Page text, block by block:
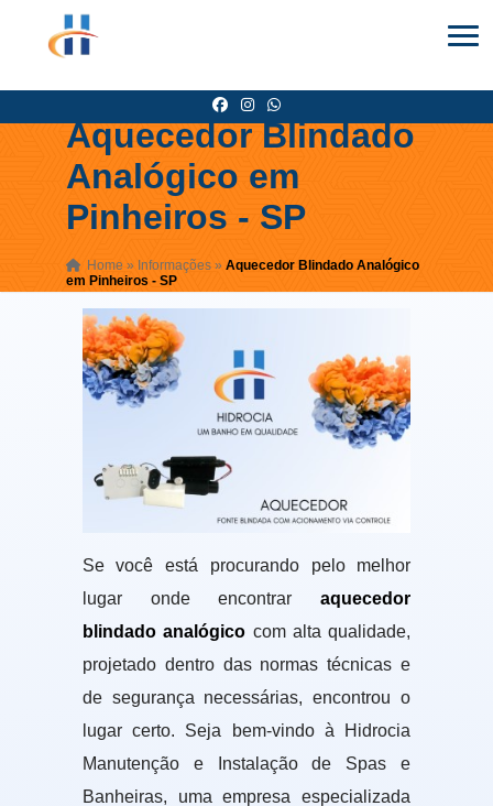
Aquecedor Blindado
Analógico em
Pinheiros - SP
Home » Informações » Aquecedor Blindado Analógico
em Pinheiros - SP
Se você está procurando pelo melhor
lugar onde encontraraquecedor
blindado analógico com alta qualidade,
projetado dentro das normas técnicas e
de segurança necessárias, encontrou o
lugar certo. Seja bem-vindo à Hidrocia
Manutenção e Instalação de Spas e
Banheiras, uma empresa especializada